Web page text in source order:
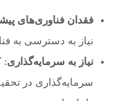
فقدان فناوری‌های
نیاز به دسترسی به
نیاز به سرمایه‌گذاری:
سرمایه‌گذاری در